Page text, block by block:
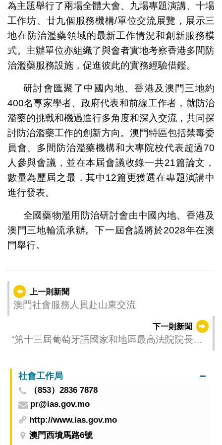
為主題舉行了兩場全體大會、九場專題演講、十場
工作坊、廿九個服務機構/單位交流展覽，展示三
地在防治濫藥領域的最新工作情況和創新服務模
式。主辦單位亦組織了與會者實地考察香港多間防
治濫藥服務設施，促進彼此的實務經驗借鑑。
研討會匯聚了中國內地、香港及澳門三地約
400名專家學者、政府代表和前線工作者，就防治
濫藥的挑戰和機遇進行多角度和深入交流，共同探
討防治濫藥工作的創新方向。澳門特區包括禁毒委
員會、多間防治濫藥機構和大專院校代表超過70
人參與會議，並在本屆會議收錄一共21篇論文，
數量為歷屆之最，其中12篇更獲選在專題演講中
進行發表。
全國藥物濫用防治研討會由中國內地、香港及
澳門三地輪流承辦。下一屆會議將於2028年在澳
門舉行。
上一則新聞
澳門社會服務人員赴山東交流
下一則新聞
“第十三屆葡萄牙語國家和地區最高法院院長論
社會工作局
（853）2836 7878
pr@ias.gov.mo
http://www.ias.gov.mo
澳門西墳馬路6號